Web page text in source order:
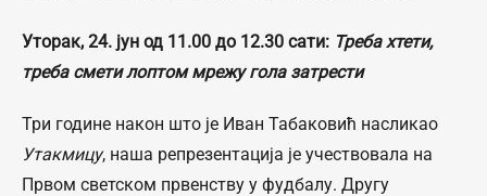
Уторак, 24. јун од 11.00 до 12.30 сати: Треба хтети,
треба смети лоптом мрежу гола затрести
Три године након што је Иван Табаковић насликао
Утакмицу, наша репрезентација је учествовала на
Првом светском првенству у фудбалу. Другу